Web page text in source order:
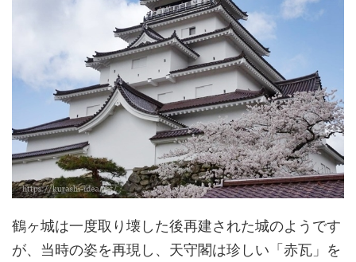
鶴ヶ城は一度取り壊した後再建された城のようです
が、当時の姿を再現し、天守閣は珍しい「赤瓦」を